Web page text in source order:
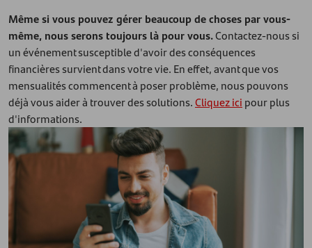
Même si vous pouvez gérer beaucoup de choses par vous-
même, nous serons toujours là pour vous.Contactez-nous si
un événement susceptible d'avoir des conséquences
financières survient dans votre vie. En effet, avant que vos
mensualités commencent à poser problème, nous pouvons
déjà vous aider à trouver des solutions.Cliquez ici pour plus
d'informations.